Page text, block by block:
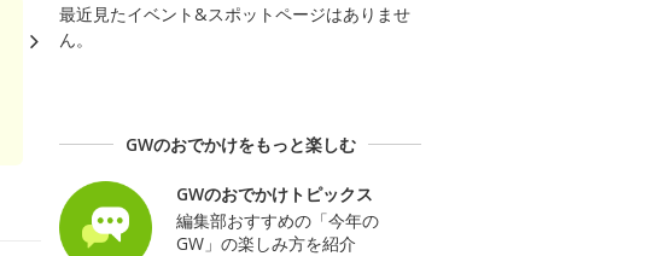
最近見たイベント&スポットページはありませ
ん。
GWのおでかけをもっと楽しむ
GWのおでかけトピックス
編集部おすすめの「今年の
GW」の楽しみ方を紹介